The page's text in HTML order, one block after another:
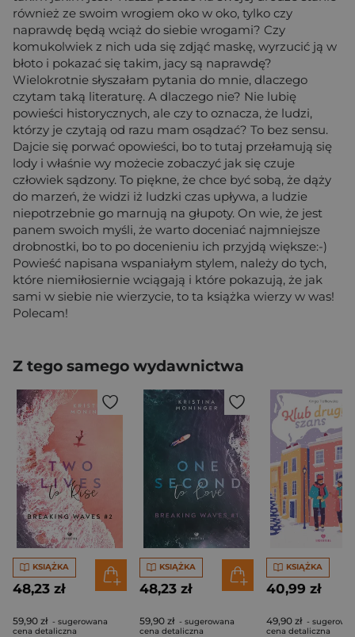
również ze swoim wrogiem oko w oko, tylko czy
naprawdę będą wciąż do siebie wrogami? Czy
komukolwiek z nich uda się zdjąć maskę, wyrzucić ją w
błoto i pokazać się takim, jacy są naprawdę?
Wielokrotnie słyszałam pytania do mnie, dlaczego
czytam taką literaturę. A dlaczego nie? Nie lubię
powieści historycznych, ale czy to oznacza, że ludzi,
którzy je czytają od razu mam osądzać? To bez sensu.
Dajcie się porwać opowieści, bo to tutaj przełamują się
lody i właśnie wy możecie zobaczyć jak się czuje
człowiek sądzony. To piękne, że chce być sobą, że dąży
do marzeń, że widzi iż ludzki czas upływa, a ludzie
niepotrzebnie go marnują na głupoty. On wie, że jest
panem swoich myśli, że warto doceniać najmniejsze
drobnostki, bo to po docenieniu ich przyjdą większe:-)
Powieść napisana wspaniałym stylem, należy do tych,
które niemiłosiernie wciągają i które pokazują, że jak
sami w siebie nie wierzycie, to ta książka wierzy w was!
Polecam!
Z tego samego wydawnictwa
KSIĄŻKA
48,23 zł
59,90 zł - sugerowana
cena detaliczna
KSIĄŻKA
48,23 zł
59,90 zł - sugerowana
cena detaliczna
KSIĄŻKA
40,99 zł
49,90 zł -
cena detaliczna